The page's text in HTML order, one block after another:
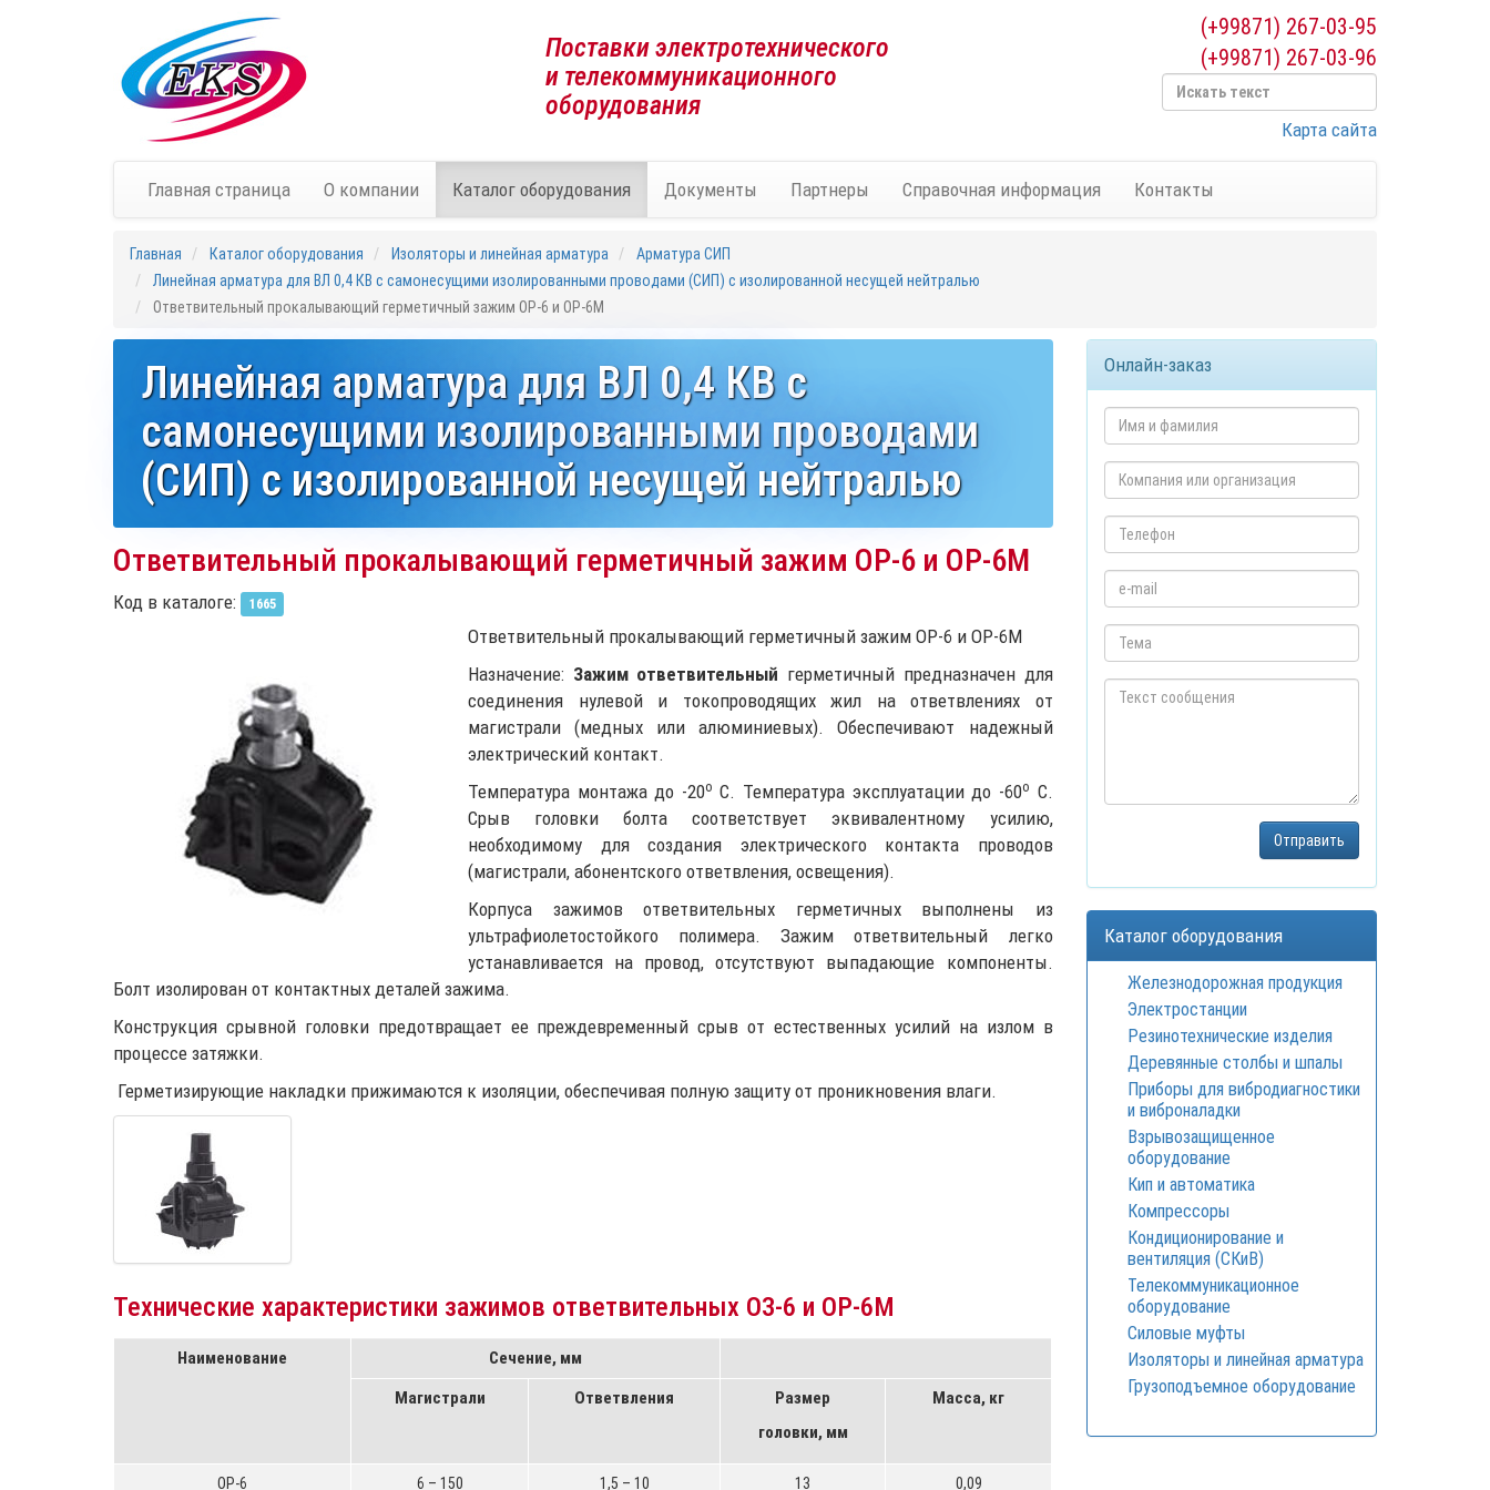
Поставки электротехнического
и телекоммуникационного
оборудования
(+99871) 267-03-95
(+99871) 267-03-96
Карта сайта
Главная страница О компании Каталог оборудования Документы Партнеры Справочная информация Контакты
Главная Каталог оборудования Изоляторы и линейная арматура
Арматура СИП
Линейная арматура для ВЛ 0,4 КВ с самонесущими изолированными проводами (СИП) с изолированной несущей нейтралью
Ответвительный прокалывающий герметичный зажим ОР-6 и OP-6M
Линейная арматура для ВЛ 0,4 КВ с
самонесущими изолированными проводами
(СИП) с изолированной несущей нейтралью
Ответвительный прокалывающий герметичный зажим ОР-6 и OP-6M
Код в каталоге: 1665
Ответвительный прокалывающий герметичный зажим ОР-6 и OP-6M
Назначение: Зажим ответвительный герметичный предназначен для
соединения нулевой и токопроводящих жил на ответвлениях от
магистрали (медных или алюминиевых). Обеспечивают надежный
электрический контакт.
Температура монтажа до -20o С. Температура эксплуатации до -60o С.
Срыв головки болта соответствует эквивалентному усилию,
необходимому для создания электрического контакта проводов
(магистрали, абонентского ответвления, освещения).
Корпуса зажимов ответвительных герметичных выполнены из
ультрафиолетостойкого полимера. Зажим ответвительный легко
устанавливается на провод, отсутствуют выпадающие компоненты.
Болт изолирован от контактных деталей зажима.
Конструкция срывной головки предотвращает ее преждевременный срыв от естественных усилий на излом в
процессе затяжки.
Герметизирующие накладки прижимаются к изоляции, обеспечивая полную защиту от проникновения влаги.
Технические характеристики зажимов ответвительных ОЗ-6 и ОР-6М
Наименование
Сечение, мм
Магистрали
Ответвления
Размер
головки, мм
Масса, кг
OP-6 6 – 150 1,5 – 10 13 0,09
Онлайн-заказ
Каталог оборудования
Железнодорожная продукция
Электростанции
Резинотехнические изделия
Деревянные столбы и шпалы
Приборы для вибродиагностики
и виброналадки
Взрывозащищенное
оборудование
Кип и автоматика
Компрессоры
Кондиционирование и
вентиляция (СКиВ)
Телекоммуникационное
оборудование
Силовые муфты
Изоляторы и линейная арматура
Грузоподъемное оборудование